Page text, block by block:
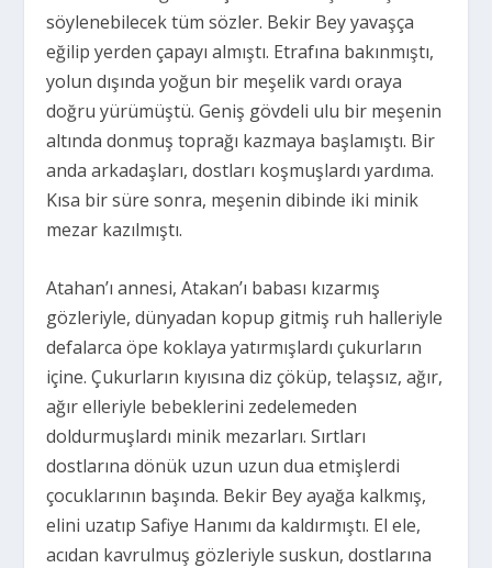
söylenebilecek tüm sözler. Bekir Bey yavaşça
eğilip yerden çapayı almıştı. Etrafına bakınmıştı,
yolun dışında yoğun bir meşelik vardı oraya
doğru yürümüştü. Geniş gövdeli ulu bir meşenin
altında donmuş toprağı kazmaya başlamıştı. Bir
anda arkadaşları, dostları koşmuşlardı yardıma.
Kısa bir süre sonra, meşenin dibinde iki minik
mezar kazılmıştı.
Atahan’ı annesi, Atakan’ı babası kızarmış
gözleriyle, dünyadan kopup gitmiş ruh halleriyle
defalarca öpe koklaya yatırmışlardı çukurların
içine. Çukurların kıyısına diz çöküp, telaşsız, ağır,
ağır elleriyle bebeklerini zedelemeden
doldurmuşlardı minik mezarları. Sırtları
dostlarına dönük uzun uzun dua etmişlerdi
çocuklarının başında. Bekir Bey ayağa kalkmış,
elini uzatıp Safiye Hanımı da kaldırmıştı. El ele,
acıdan kavrulmuş gözleriyle suskun, dostlarına